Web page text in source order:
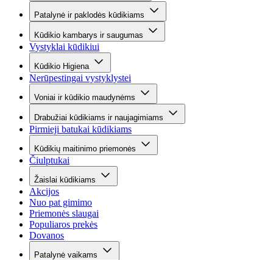
Patalynė ir paklodės kūdikiams
Kūdikio kambarys ir saugumas
Vystyklai kūdikiui
Kūdikio Higiena
Nerūpestingai vystyklystei
Voniai ir kūdikio maudynėms
Drabužiai kūdikiams ir naujagimiams
Pirmieji batukai kūdikiams
Kūdikių maitinimo priemonės
Čiulptukai
Žaislai kūdikiams
Akcijos
Nuo pat gimimo
Priemonės slaugai
Populiaros prekės
Dovanos
Patalynė vaikams